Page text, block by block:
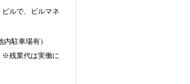
ルで、ビルマネ
駐車場有）
残業代は実働に